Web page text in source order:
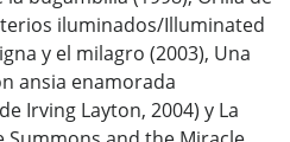
iluminados/Illuminated
y el milagro (2003), Una
ansia enamorada
Irving Layton, 2004) y La